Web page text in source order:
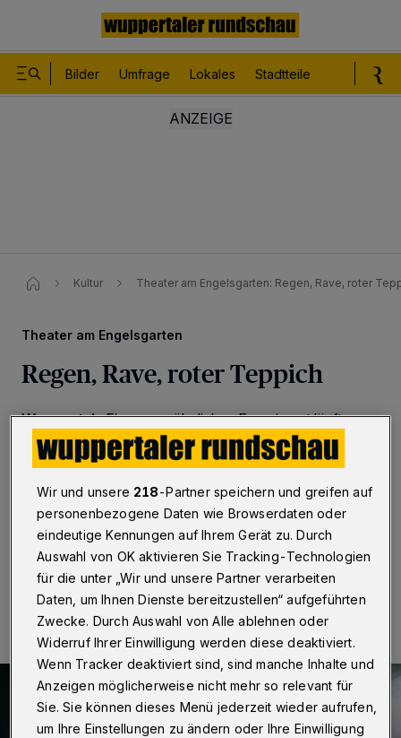
Bilder Umfrage Lokales Stadtteile
Kultur Theater am Engelsgarten: Regen, Rave, roter
Theater am Engelsgarten
Regen, Rave, roter Teppich
Wuppertal·Ein ungewöhnliches Experiment läuft
zurzeit im Theater am Engelsgarten: In „Die Stunde da
wir nichts voneinander wußten“ von Peter Handke wird
kein Wort gesprochen. Ich war skeptisch, ob das
funktioniert. Fazit nach 80 Minuten: Es funktioniert –
und wie!
26.10.2025 , 15:00 Uhr Eine Minute Lesezeit
Wir und unsere 218-Partner speichern und greifen auf
personenbezogene Daten wie Browserdaten oder
eindeutige Kennungen auf Ihrem Gerät zu. Durch
Auswahl von OK aktivieren Sie Tracking-Technologien
für die unter „Wir und unsere Partner verarbeiten
Daten, um Ihnen Dienste bereitzustellen“ aufgeführten
Zwecke. Durch Auswahl von Alle ablehnen oder
Widerruf Ihrer Einwilligung werden diese deaktiviert.
Wenn Tracker deaktiviert sind, sind manche Inhalte und
Anzeigen möglicherweise nicht mehr so relevant für
Sie. Sie können dieses Menü jederzeit wieder aufrufen,
um Ihre Einstellungen zu ändern oder Ihre Einwilligung